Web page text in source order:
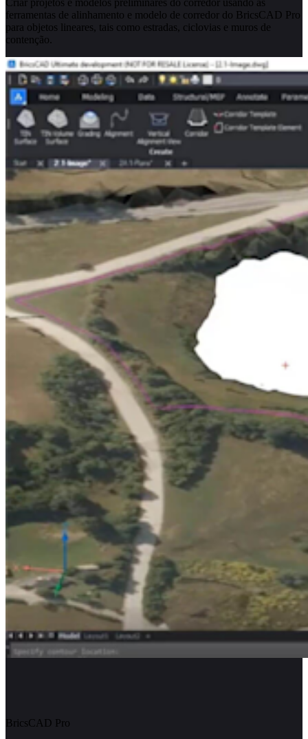
Criar projetos e modelos preliminares do corredor usando as
ferramentas de alinhamento e modelo de corredor do BricsCAD Pro
para objetos lineares, tais como estradas, ciclovias e muros de
contenção.
BricsCAD Pro